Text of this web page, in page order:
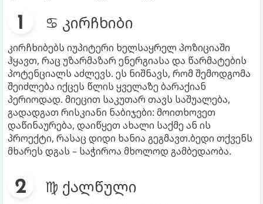
♋ კირჩხიბი
კირჩხიბებს იუპიტერი ხელსაყრელ პოზიციაში
ჰყავთ, რაც უზარმაზარ ენერგიასა და წარმატების
პოტენციალს აძლევს. ეს ნიშნავს, რომ შემოდგომა
შეიძლება იქცეს წლის ყველაზე ბარაქიან
პერიოდად. მიეცით საკუთარ თავს საშუალება,
გადადგათ რისკიანი ნაბიჯები: მოითხოვეთ
დაწინაურება, დაიწყეთ ახალი საქმე ან ის
პროექტი, რასაც დიდი ხანია გეგმავთ.ბედი თქვენს
მხარეს დგას – საჭიროა მხოლოდ გამბედაობა.
♍ ქალწული